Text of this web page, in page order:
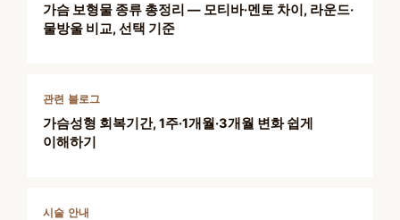
가슴 보형물 종류 총정리 — 모티바·멘토 차이, 라운드·
물방울 비교, 선택 기준
관련 블로그
가슴성형 회복기간, 1주·1개월·3개월 변화 쉽게
이해하기
시술 안내